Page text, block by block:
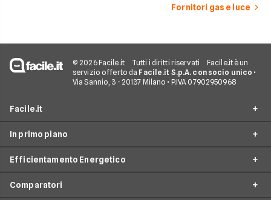
Fornitori gas e luce
© 2026 Facile.it Tutti i diritti riservati
Facile.it è un
servizio offerto da Facile.it S.p.A. con socio unico •
Via Sannio, 3 - 20137 Milano • P.IVA 07902950968
Facile.it
Assicurazioni
Prestiti
In primo piano
Offerte Luce e Gas
Efficientamento Energetico
Impianto fotovoltaico
Comparatori